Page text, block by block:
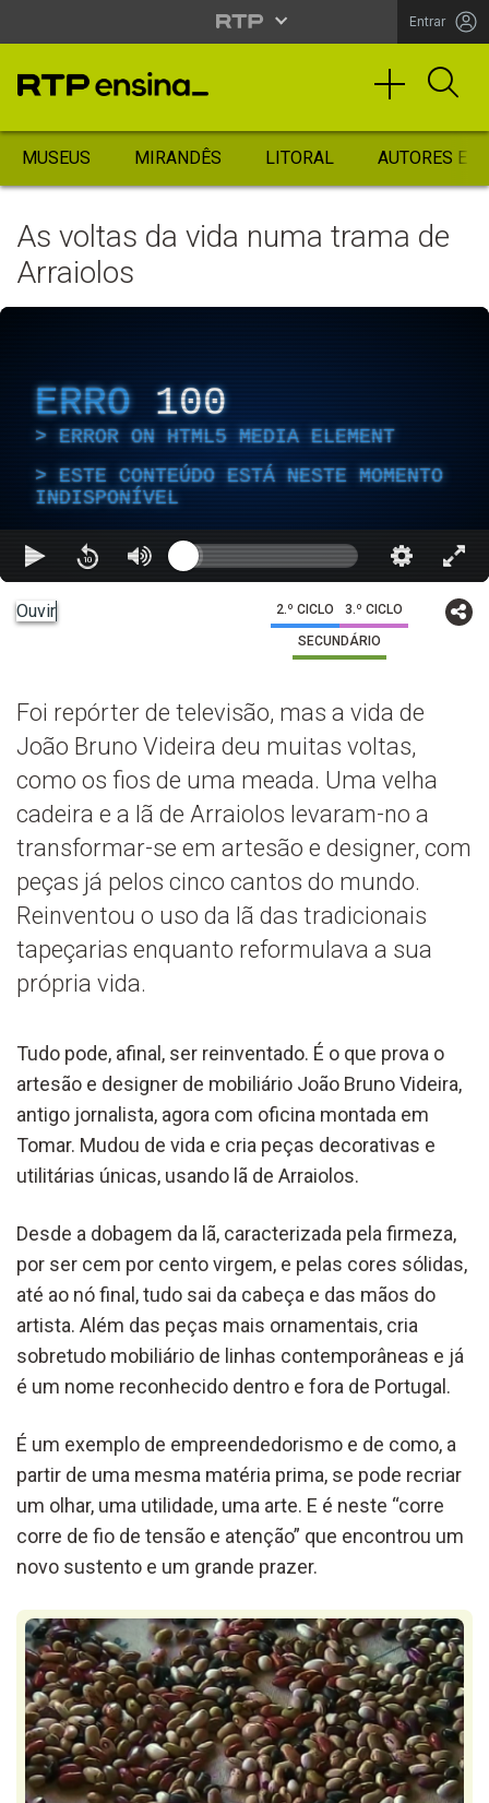
Entrar
MUSEUS MIRANDÊS LITORAL AUTORES
As voltas da vida numa trama de
Arraiolos
ERRO 100
ERROR ON HTML5 MEDIA ELEMENT
ESTE CONTEÚDO ESTÁ NESTE MOMENTO
INDISPONÍVEL
Ouvir 2.º CICLO 3.º CICLO
SECUNDÁRIO
Foi repórter de televisão, mas a vida de
João Bruno Videira deu muitas voltas,
como os fios de uma meada. Uma velha
cadeira e a lã de Arraiolos levaram-no a
transformar-se em artesão e designer, com
peças já pelos cinco cantos do mundo.
Reinventou o uso da lã das tradicionais
tapeçarias enquanto reformulava a sua
própria vida.
Tudo pode, afinal, ser reinventado. É o que prova o
artesão e designer de mobiliário João Bruno Videira,
antigo jornalista, agora com oficina montada em
Tomar. Mudou de vida e cria peças decorativas e
utilitárias únicas, usando lã de Arraiolos.
Desde a dobagem da lã, caracterizada pela firmeza,
por ser cem por cento virgem, e pelas cores sólidas,
até ao nó final, tudo sai da cabeça e das mãos do
artista. Além das peças mais ornamentais, cria
sobretudo mobiliário de linhas contemporâneas e já
é um nome reconhecido dentro e fora de Portugal.
É um exemplo de empreendedorismo e de como, a
partir de uma mesma matéria prima, se pode recriar
um olhar, uma utilidade, uma arte. E é neste “corre
corre de fio de tensão e atenção” que encontrou um
novo sustento e um grande prazer.